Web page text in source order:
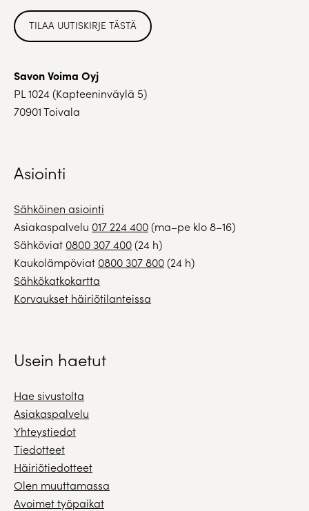
TILAA UUTISKIRJE TÄSTÄ
Savon Voima Oyj
PL 1024 (Kapteeninväylä 5)
70901 Toivala
Asiointi
Sähköinen asiointi
Asiakaspalvelu 017 224 400(ma–pe klo 8–16)
Sähköviat 0800 307 400(24 h)
Kaukolämpöviat 0800 307 800(24 h)
Sähkökatkokartta
Korvaukset häiriötilanteissa
Usein haetut
Hae sivustolta
Asiakaspalvelu
Yhteystiedot
Tiedotteet
Häiriötiedotteet
Olen muuttamassa
Avoimet työpaikat